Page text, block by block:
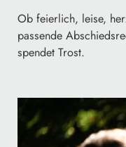
Ob feierlich, leise,
passende
spendet Trost.